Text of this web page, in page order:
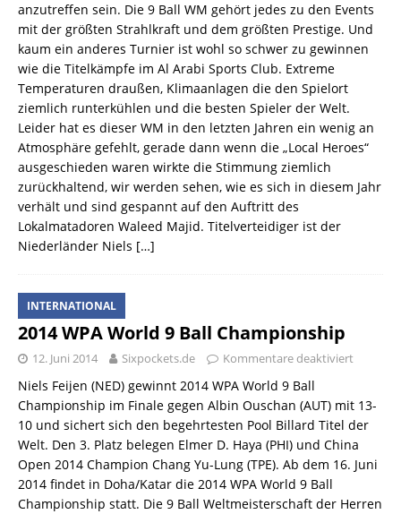
anzutreffen sein. Die 9 Ball WM gehört jedes zu den Events
mit der größten Strahlkraft und dem größten Prestige. Und
kaum ein anderes Turnier ist wohl so schwer zu gewinnen
wie die Titelkämpfe im Al Arabi Sports Club. Extreme
Temperaturen draußen, Klimaanlagen die den Spielort
ziemlich runterkühlen und die besten Spieler der Welt.
Leider hat es dieser WM in den letzten Jahren ein wenig an
Atmosphäre gefehlt, gerade dann wenn die „Local Heroes“
ausgeschieden waren wirkte die Stimmung ziemlich
zurückhaltend, wir werden sehen, wie es sich in diesem Jahr
verhält und sind gespannt auf den Auftritt des
Lokalmatadoren Waleed Majid. Titelverteidiger ist der
Niederländer Niels […]
INTERNATIONAL
2014 WPA World 9 Ball Championship
12. Juni 2014 Sixpockets.de Kommentare deaktiviert
Niels Feijen (NED) gewinnt 2014 WPA World 9 Ball
Championship im Finale gegen Albin Ouschan (AUT) mit 13-
10 und sichert sich den begehrtesten Pool Billard Titel der
Welt. Den 3. Platz belegen Elmer D. Haya (PHI) und China
Open 2014 Champion Chang Yu-Lung (TPE). Ab dem 16. Juni
2014 findet in Doha/Katar die 2014 WPA World 9 Ball
Championship statt. Die 9 Ball Weltmeisterschaft der Herren